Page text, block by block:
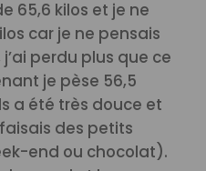
65,6 kilos et je ne
car je ne pensais
perdu plus que ce
je pèse 56,5
a été très douce et
des petits
end ou chocolat).